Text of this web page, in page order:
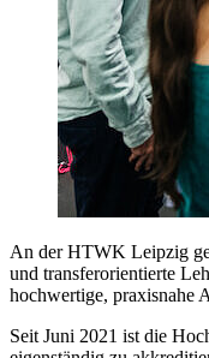
An der HTWK Leipzig
und transferorientierte
hochwertige, praxisnahe
Seit Juni 2021 ist die